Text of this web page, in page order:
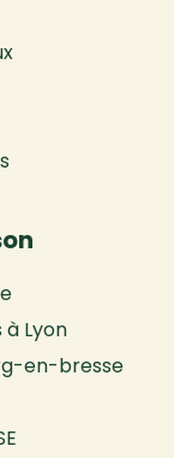
Lyon
en-bresse